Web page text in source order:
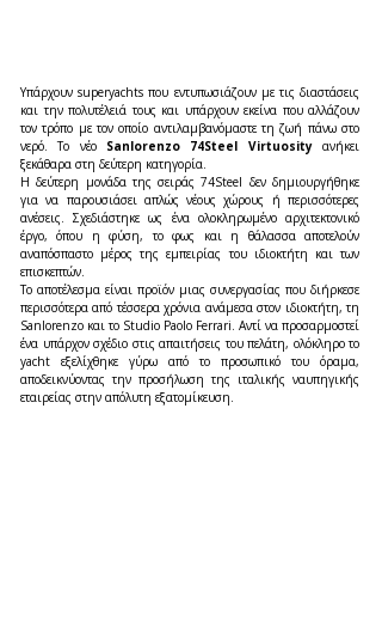
Υπάρχουν superyachts που εντυπωσιάζουν με τις διαστάσεις
και την πολυτέλειά τους και υπάρχουν εκείνα που αλλάζουν
τον τρόπο με τον οποίο αντιλαμβανόμαστε τη ζωή πάνω στο
νερό. Το νέο Sanlorenzo 74Steel Virtuosity ανήκει
ξεκάθαρα στη δεύτερη κατηγορία.
Η δεύτερη μονάδα της σειράς 74Steel δεν δημιουργήθηκε
για να παρουσιάσει απλώς νέους χώρους ή περισσότερες
ανέσεις. Σχεδιάστηκε ως ένα ολοκληρωμένο αρχιτεκτονικό
έργο, όπου η φύση, το φως και η θάλασσα αποτελούν
αναπόσπαστο μέρος της εμπειρίας του ιδιοκτήτη και των
επισκεπτών.
Το αποτέλεσμα είναι προϊόν μιας συνεργασίας που διήρκεσε
περισσότερα από τέσσερα χρόνια ανάμεσα στον ιδιοκτήτη, τη
Sanlorenzo και το Studio Paolo Ferrari. Αντί να προσαρμοστεί
ένα υπάρχον σχέδιο στις απαιτήσεις του πελάτη, ολόκληρο το
yacht εξελίχθηκε γύρω από το προσωπικό του όραμα,
αποδεικνύοντας την προσήλωση της ιταλικής ναυπηγικής
εταιρείας στην απόλυτη εξατομίκευση.